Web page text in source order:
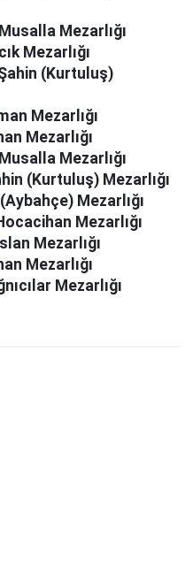
Musalla Mezarlığı
Mezarlığı
(Kurtuluş)
Mezarlığı
Mezarlığı
Musalla Mezarlığı
(Kurtuluş) Mezarlığı
Mezarlığı
Mezarlığı
Mezarlığı
Mezarlığı
Mezarlığı